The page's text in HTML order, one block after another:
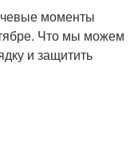
моменты
Что мы можем
и защитить